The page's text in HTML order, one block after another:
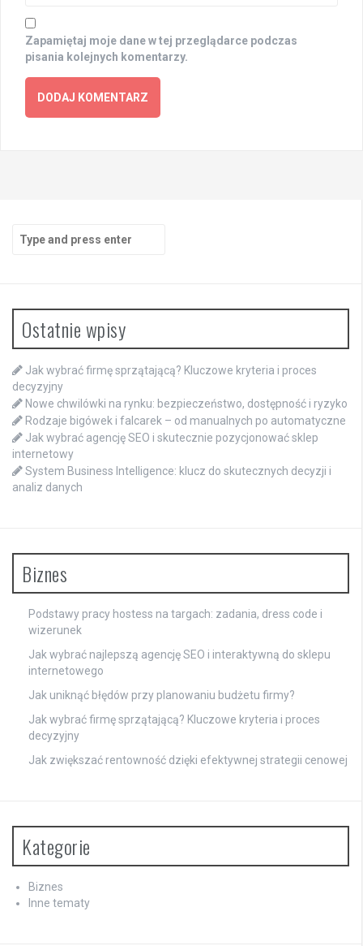
Zapamiętaj moje dane w tej przeglądarce podczas
pisania kolejnych komentarzy.
Search
for:
Ostatnie wpisy
Jak wybrać firmę sprzątającą? Kluczowe kryteria i proces
decyzyjny
Nowe chwilówki na rynku: bezpieczeństwo, dostępność i ryzyko
Rodzaje bigówek i falcarek – od manualnych po automatyczne
Jak wybrać agencję SEO i skutecznie pozycjonować sklep
internetowy
System Business Intelligence: klucz do skutecznych decyzji i
analiz danych
Biznes
Podstawy pracy hostess na targach: zadania, dress code i
wizerunek
Jak wybrać najlepszą agencję SEO i interaktywną do sklepu
internetowego
Jak uniknąć błędów przy planowaniu budżetu firmy?
Jak wybrać firmę sprzątającą? Kluczowe kryteria i proces
decyzyjny
Jak zwiększać rentowność dzięki efektywnej strategii cenowej
Kategorie
Biznes
Inne tematy